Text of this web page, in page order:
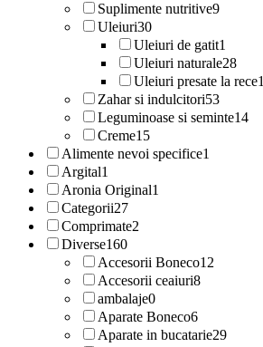
Suplimente nutritive9
Uleiuri30
Uleiuri de gatit1
Uleiuri naturale28
Uleiuri presate la rece1
Zahar si indulcitori53
Leguminoase si seminte14
Creme15
Alimente nevoi specifice1
Argital1
Aronia Original1
Categorii27
Comprimate2
Diverse160
Accesorii Boneco12
Accesorii ceaiuri8
ambalaje0
Aparate Boneco6
Aparate in bucatarie29